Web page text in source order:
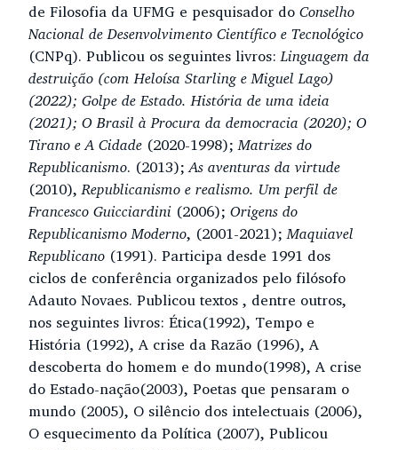
de Filosofia da UFMG e pesquisador do Conselho
Nacional de Desenvolvimento Científico e Tecnológico
(CNPq). Publicou os seguintes livros:Linguagem da
destruição (com Heloísa Starling e Miguel Lago)
(2022); Golpe de Estado. História de uma ideia
(2021); O Brasil à Procura da democracia (2020); O
Tirano e A Cidade (2020-1998); Matrizes do
Republicanismo. (2013);As aventuras da virtude
(2010),Republicanismo e realismo. Um perfil de
Francesco Guicciardini (2006); Origens do
Republicanismo Moderno, (2001-2021);Maquiavel
Republicano (1991). Participa desde 1991 dos
ciclos de conferência organizados pelo filósofo
Adauto Novaes. Publicou textos , dentre outros,
nos seguintes livros: Ética(1992), Tempo e
História (1992), A crise da Razão (1996), A
descoberta do homem e do mundo(1998), A crise
do Estado-nação(2003), Poetas que pensaram o
mundo (2005), O silêncio dos intelectuais (2006),
O esquecimento da Política (2007), Publicou